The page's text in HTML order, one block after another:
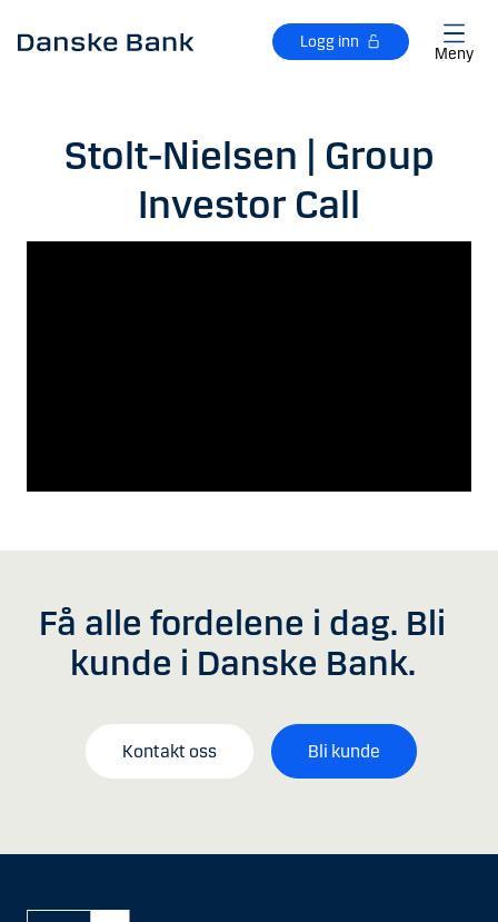
Logg inn
Meny
Stolt-Nielsen | Group
Investor Call
Få alle fordelene i dag. Bli
kunde i Danske Bank.
Kontakt oss Bli kunde